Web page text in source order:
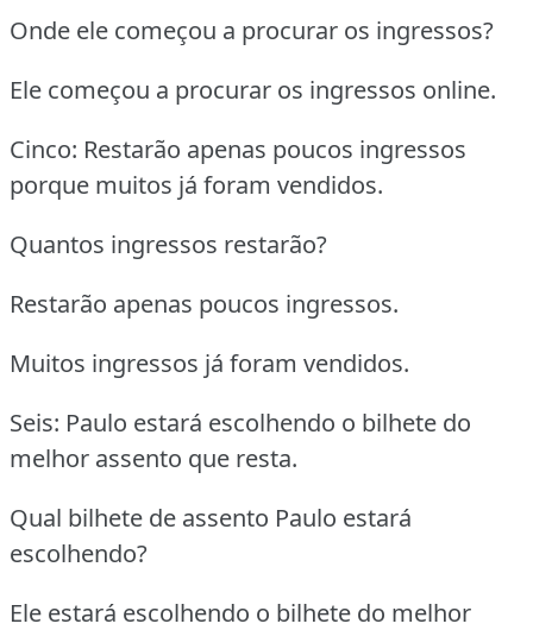
Onde ele começou a procurar os ingressos?
Ele começou a procurar os ingressos online.
Cinco: Restarão apenas poucos ingressos
porque muitos já foram vendidos.
Quantos ingressos restarão?
Restarão apenas poucos ingressos.
Muitos ingressos já foram vendidos.
Seis: Paulo estará escolhendo o bilhete do
melhor assento que resta.
Qual bilhete de assento Paulo estará
escolhendo?
Ele estará escolhendo o bilhete do melhor